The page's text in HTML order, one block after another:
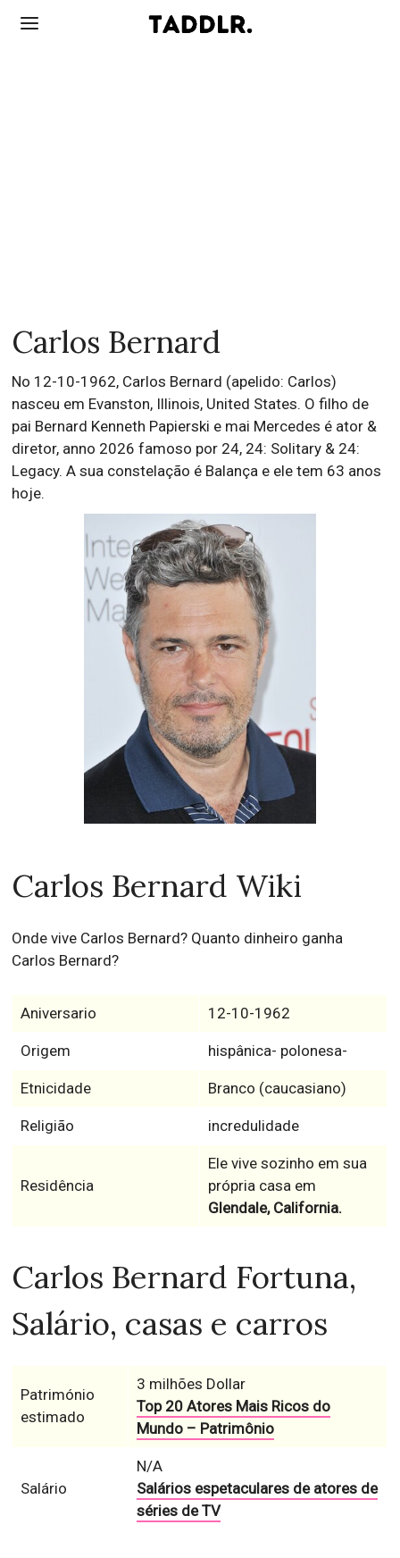
Carlos Bernard
No 12-10-1962, Carlos Bernard (apelido: Carlos)
nasceu em Evanston, Illinois, United States. O filho de
pai Bernard Kenneth Papierski e mai Mercedes é ator &
diretor, anno 2026 famoso por 24, 24: Solitary & 24:
Legacy. A sua constelação é Balança e ele tem 63 anos
hoje.
Carlos Bernard Wiki
Onde vive Carlos Bernard? Quanto dinheiro ganha
Carlos Bernard?
Aniversario 12-10-1962
Origem hispânica- polonesa-
Etnicidade Branco (caucasiano)
Religião incredulidade
Residência
Ele vive sozinho em sua
própria casa em
Glendale, California.
Carlos Bernard Fortuna,
Salário, casas e carros
Património
estimado
3 milhões Dollar
Top 20 Atores Mais Ricos do
Mundo – Patrimônio
Salário
N/A
Salários espetaculares de atores de
séries de TV